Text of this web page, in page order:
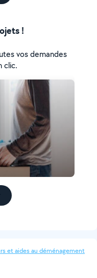
!
vos demandes
clic.
et aides au déménagement